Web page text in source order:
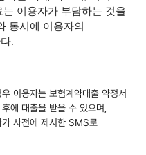
이용자가 부담하는 것을
동시에 이용자의
.
이용자는 보험계약대출 약정서
에 대출을 받을 수 있으며,
가 사전에 제시한 SMS로